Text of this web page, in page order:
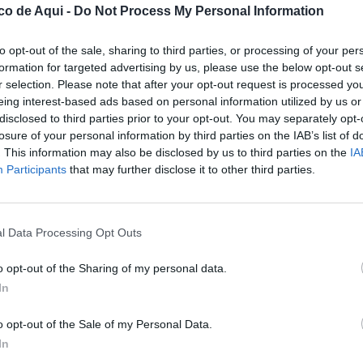
de Aqui - Do Not Process My Personal Information
opt-out of the sale, sharing to third parties, or processing of your
for targeted advertising by us, please use the below opt-out
selection. Please note that after your opt-out request is processed
interest-based ads based on personal information utilized by us
to third parties prior to your opt-out. You may separately
of your personal information by third parties on the IAB’s list of
This information may also be disclosed by us to third parties on the
Participants that may further disclose it to other third parties.
Data Processing Opt Outs
opt-out of the Sharing of my personal data.
opt-out of the Sale of my Personal Data.
fuente preferida de Google de forma gratuita.
de Riba-roja de Túria comenzarán en
de Sanidadtras la reunión
coordinar los avances de una
desde hace años.
han trasladado que yase ha
—el estudio informativo— y que está
lo largo de este mes. Una vez completados
de obras al consistorio con el objetivo de
asistencial
respuesta al